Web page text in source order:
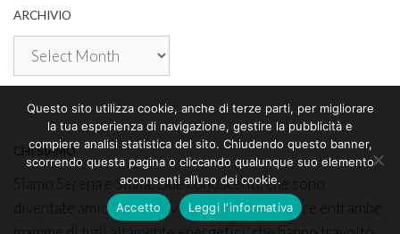
ARCHIVIO
Archivio
CHI SIAMO
Siamo Serena e Silvia. Due conoscenti, che sono
diventate amiche dopo aver scoperto di essere entrambe
Questo sito utilizza cookie, anche di terze parti, per migliorare
la tua esperienza di navigazione, gestire la pubblicità e
compiere analisi statistica del sito. Chiudendo questo banner,
scorrendo questa pagina o cliccando qualunque suo elemento
acconsenti all’uso dei cookie.
Accetto
Leggi l'informativa